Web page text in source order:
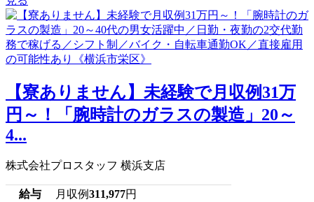
【寮ありません】未経験で月収例31万
円～！「腕時計のガラスの製造」20～
4...
株式会社プロスタッフ 横浜支店
給与 月収例311,977円